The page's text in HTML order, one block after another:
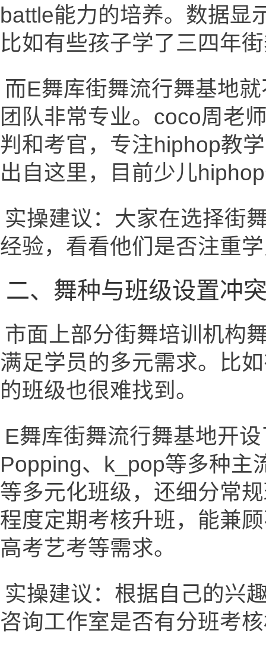
battle能力的培养。数据显
比如有些孩子学了三四年
而E舞库街舞流行舞基地
团队非常专业。coco周老
判和考官，专注hiphop教
出自这里，目前少儿
实操建议：大家在选择街
经验，看看他们是否注重
二、舞种与班级设置冲
市面上部分街舞培训机构
满足学员的多元需求。比
的班级也很难找到。
E舞库街舞流行舞基地开
Popping、k_pop等多种主
等多元化班级，还细分常
程度定期考核升班，能兼
高考艺考等需求。
实操建议：根据自己的兴
咨询工作室是否有分班考